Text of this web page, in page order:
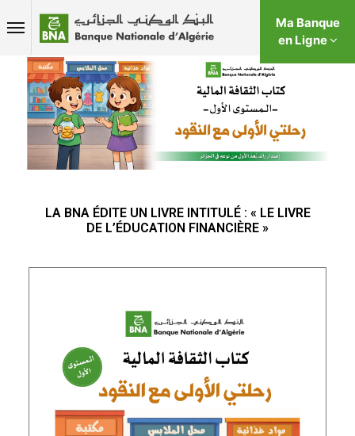
Ma Banque
en Ligne
LA BNA ÉDITE UN LIVRE INTITULÉ : « LE LIVRE
DE L’ÉDUCATION FINANCIÈRE »